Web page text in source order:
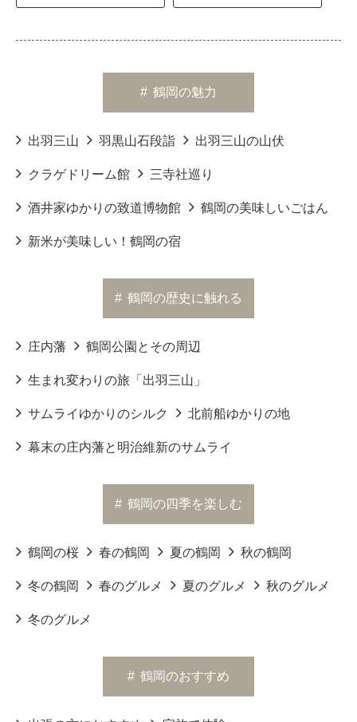
# 鶴岡の魅力
出羽三山 羽黒山石段詣 出羽三山の山伏
クラゲドリーム館 三寺社巡り
酒井家ゆかりの致道博物館 鶴岡の美味しいごはん
新米が美味しい！鶴岡の宿
# 鶴岡の歴史に触れる
庄内藩 鶴岡公園とその周辺
生まれ変わりの旅「出羽三山」
サムライゆかりのシルク 北前船ゆかりの地
幕末の庄内藩と明治維新のサムライ
# 鶴岡の四季を楽しむ
鶴岡の桜 春の鶴岡 夏の鶴岡 秋の鶴岡
冬の鶴岡 春のグルメ 夏のグルメ 秋のグルメ
冬のグルメ
# 鶴岡のおすすめ